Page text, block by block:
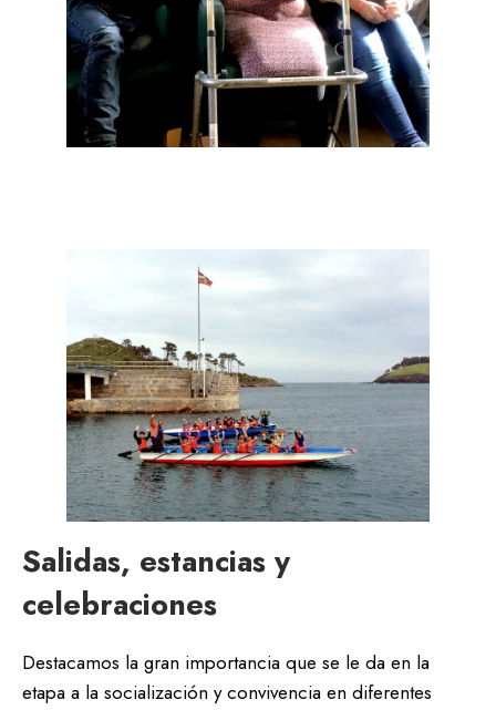
Salidas, estancias y
celebraciones
Destacamos la gran importancia que se le da en la
etapa a la socialización y convivencia en diferentes